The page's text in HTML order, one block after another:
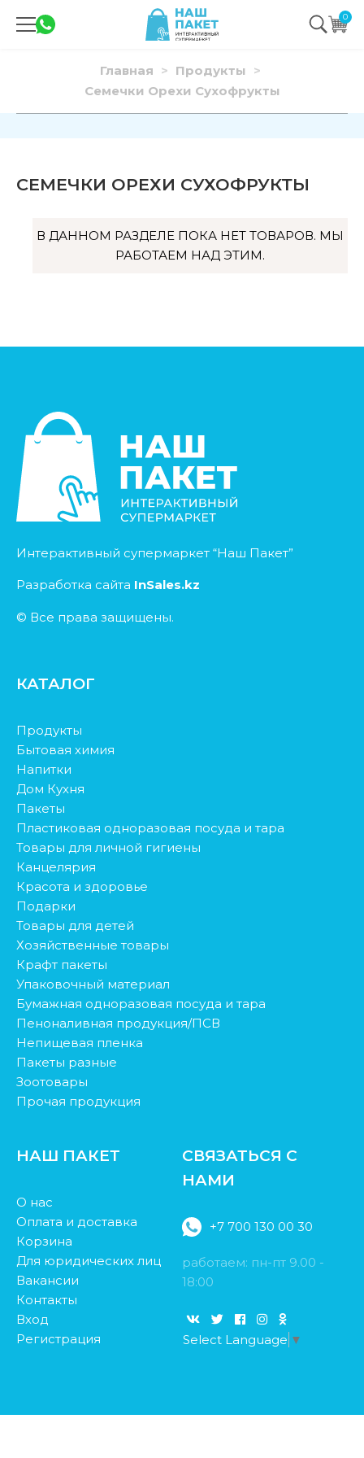
0
Главная
Продукты
Семечки Орехи Сухофрукты
СЕМЕЧКИ ОРЕХИ СУХОФРУКТЫ
В ДАННОМ РАЗДЕЛЕ ПОКА НЕТ ТОВАРОВ. МЫ
РАБОТАЕМ НАД ЭТИМ.
Интерактивный супермаркет “Наш Пакет”
Разработка сайта InSales.kz
© Все права защищены.
КАТАЛОГ
Продукты
Бытовая химия
Напитки
Дом Кухня
Пакеты
Пластиковая одноразовая посуда и тара
Товары для личной гигиены
Канцелярия
Красота и здоровье
Подарки
Товары для детей
Хозяйственные товары
Крафт пакеты
Упаковочный материал
Бумажная одноразовая посуда и тара
Пеноналивная продукция/ПСВ
Непищевая пленка
Пакеты разные
Зоотовары
Прочая продукция
НАШ ПАКЕТ
О нас
Оплата и доставка
Корзина
Для юридических лиц
Вакансии
Контакты
Вход
Регистрация
СВЯЗАТЬСЯ С
НАМИ
+7 700 130 00 30
работаем: пн-пт 9.00 -
18:00
Select Language ▼